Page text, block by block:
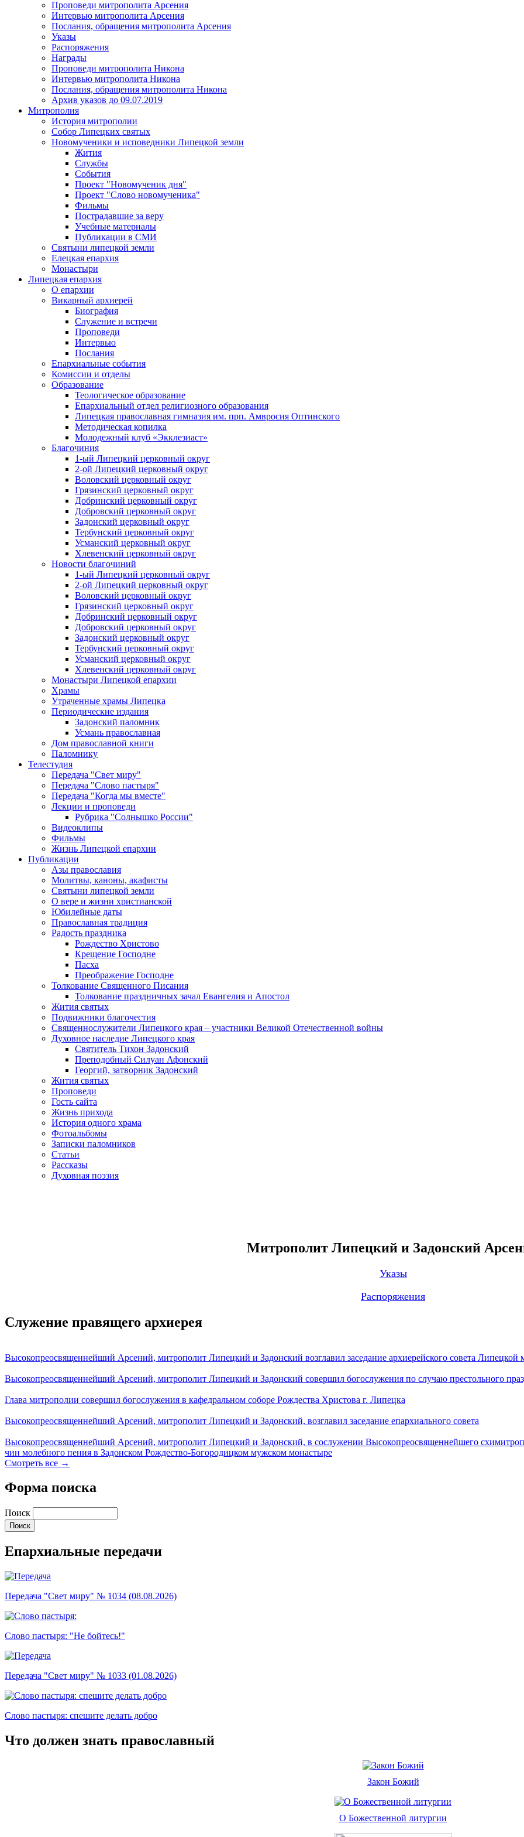
Проповеди митрополита Арсения
Интервью митрополита Арсения
Послания, обращения митрополита Арсения
Указы
Распоряжения
Награды
Проповеди митрополита Никона
Интервью митрополита Никона
Послания, обращения митрополита Никона
Архив указов до 09.07.2019
Митрополия
История митрополии
Собор Липецких святых
Новомученики и исповедники Липецкой земли
Жития
Службы
События
Проект "Новомученик дня"
Проект "Слово новомученика"
Фильмы
Пострадавшие за веру
Учебные материалы
Публикации в СМИ
Святыни липецкой земли
Елецкая епархия
Монастыри
Липецкая епархия
О епархии
Викарный архиерей
Биография
Служение и встречи
Проповеди
Интервью
Послания
Епархиальные события
Комиссии и отделы
Образование
Теологическое образование
Епархиальный отдел религиозного образования
Липецкая православная гимназия им. прп. Амвросия Оптинского
Методическая копилка
Молодежный клуб «Экклезиаст»
Благочиния
1-ый Липецкий церковный округ
2-ой Липецкий церковный округ
Воловский церковный округ
Грязинский церковный округ
Добринский церковный округ
Добровский церковный округ
Задонский церковный округ
Тербунский церковный округ
Усманский церковный округ
Хлевенский церковный округ
Новости благочиний
1-ый Липецкий церковный округ
2-ой Липецкий церковный округ
Воловский церковный округ
Грязинский церковный округ
Добринский церковный округ
Добровский церковный округ
Задонский церковный округ
Тербунский церковный округ
Усманский церковный округ
Хлевенский церковный округ
Монастыри Липецкой епархии
Храмы
Утраченные храмы Липецка
Периодические издания
Задонский паломник
Усмань православная
Дом православной книги
Паломнику
Телестудия
Передача "Свет миру"
Передача "Слово пастыря"
Передача "Когда мы вместе"
Лекции и проповеди
Рубрика "Солнышко России"
Видеоклипы
Фильмы
Жизнь Липецкой епархии
Публикации
Азы православия
Молитвы, каноны, акафисты
Святыни липецкой земли
О вере и жизни христианской
Юбилейные даты
Православная традиция
Радость праздника
Рождество Христово
Крещение Господне
Пасха
Преображение Господне
Толкование Священного Писания
Толкование праздничных зачал Евангелия и Апостол
Жития святых
Подвижники благочестия
Священнослужители Липецкого края – участники Великой Отечественной войны
Духовное наследие Липецкого края
Святитель Тихон Задонский
Преподобный Силуан Афонский
Георгий, затворник Задонский
Жития святых
Проповеди
Гость сайта
Жизнь прихода
История одного храма
Фотоальбомы
Записки паломников
Статьи
Рассказы
Духовная поэзия
Митрополит Липецкий и Задонский
Указы
Распоряжения
Служение правящего архиерея
Высокопреосвященнейший Арсений, митрополит Липецкий и Задонский возглавил заседание архиерейского совета Липецкой
Высокопреосвященнейший Арсений, митрополит Липецкий и Задонский совершил богослужения по случаю престольного
Глава митрополии совершил богослужения в кафедральном соборе Рождества Христова г. Липецка
Высокопреосвященнейший Арсений, митрополит Липецкий и Задонский, возглавил заседание епархиального совета
Высокопреосвященнейший Арсений, митрополит Липецкий и Задонский, в сослужении Высокопреосвященнейшего
чин молебного пения в Задонском Рождество-Богородицком мужском монастыре
Смотреть все →
Форма поиска
Поиск
Епархиальные передачи
Передача "Свет миру" № 1034 (08.08.2026)
Слово пастыря: "Не бойтесь!"
Передача "Свет миру" № 1033 (01.08.2026)
Слово пастыря: спешите делать добро
Что должен знать православный
Закон Божий
О Божественной литургии